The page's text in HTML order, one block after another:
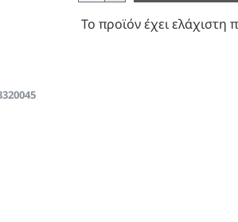
Το προϊόν έχει ελάχιστη